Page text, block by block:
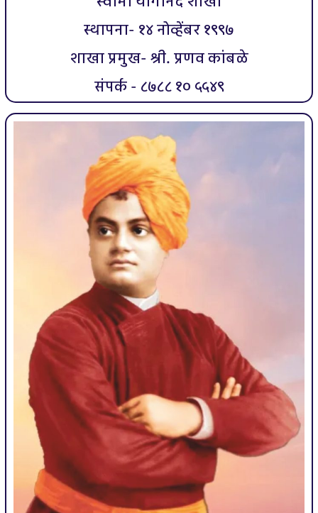
स्थापना- १४ नोव्हेंबर १९९७
शाखा प्रमुख- श्री. प्रणव कांबळे
संपर्क - ८७८८ १० ५५४९